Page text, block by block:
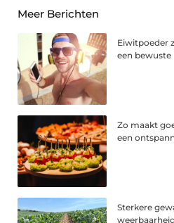
Meer Berichten
Eiwitpoeder
een bewuste
Zo maakt
een
Sterkere